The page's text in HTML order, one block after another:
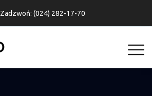
Zadzwoń: (024) 282-17-70